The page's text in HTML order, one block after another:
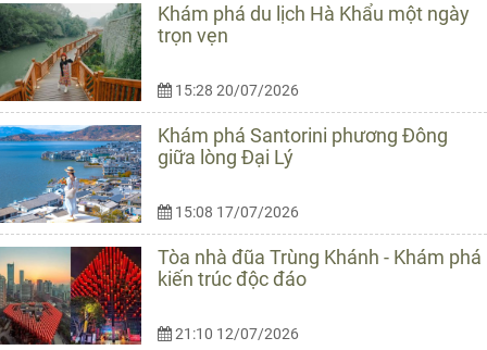
Khám phá du lịch Hà Khẩu một ngày
trọn vẹn
15:28 20/07/2026
Khám phá Santorini phương Đông
giữa lòng Đại Lý
15:08 17/07/2026
Tòa nhà đũa Trùng Khánh - Khám phá
kiến trúc độc đáo
21:10 12/07/2026